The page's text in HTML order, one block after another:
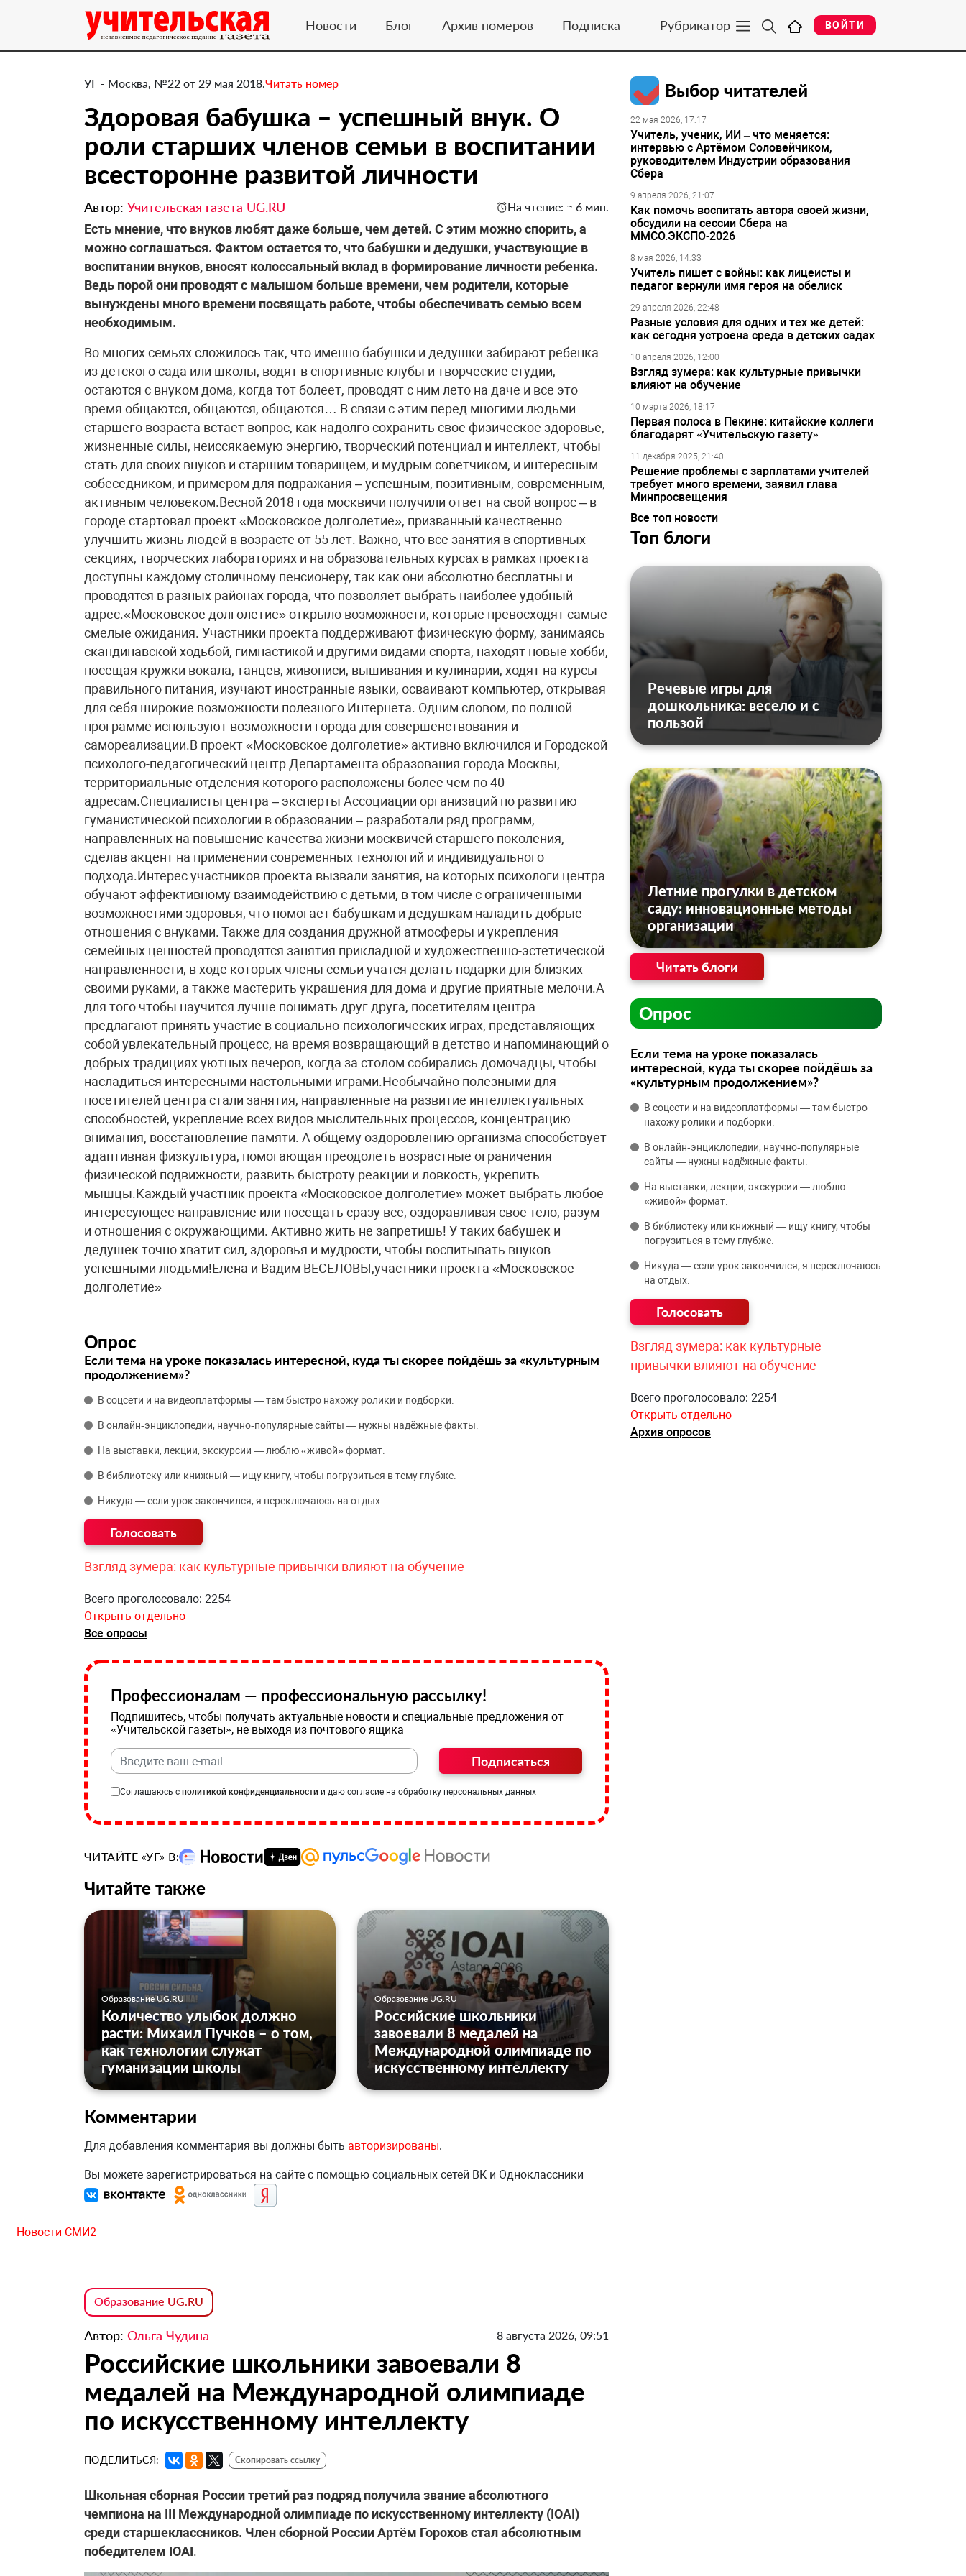
Новости Блог Архив номеров Подписка Рубрикатор ВОЙТИ
УГ - Москва, №22 от 29 мая 2018.Читать номер
Здоровая бабушка – успешный внук. О
роли старших членов семьи в воспитании
всесторонне развитой личности
Автор: Учительская газета UG.RU На чтение: ≈ 6 мин.
​Есть мнение, что внуков любят даже больше, чем детей. С этим можно спорить, а
можно соглашаться. Фактом остается то, что бабушки и дедушки, участвующие в
воспитании внуков, вносят колоссальный вклад в формирование личности ребенка.
Ведь порой они проводят с малышом больше времени, чем родители, которые
вынуждены много времени посвящать работе, чтобы обеспечивать семью всем
необходимым.
Во многих семьях сложилось так, что именно бабушки и дедушки забирают ребенка
из детского сада или школы, водят в спортивные клубы и творческие студии,
остаются с внуком дома, когда тот болеет, проводят с ним лето на даче и все это
время общаются, общаются, общаются… В связи с этим перед многими людьми
старшего возраста встает вопрос, как надолго сохранить свое физическое здоровье,
жизненные силы, неиссякаемую энергию, творческий потенциал и интеллект, чтобы
стать для своих внуков и старшим товарищем, и мудрым советчиком, и интересным
собеседником, и примером для подражания – успешным, позитивным, современным,
активным человеком.Весной 2018 года москвичи получили ответ на свой вопрос – в
городе стартовал проект «Московское долголетие», призванный качественно
улучшить жизнь людей в возрасте от 55 лет. Важно, что все занятия в спортивных
секциях, творческих лабораториях и на образовательных курсах в рамках проекта
доступны каждому столичному пенсионеру, так как они абсолютно бесплатны и
проводятся в разных районах города, что позволяет выбрать наиболее удобный
адрес.«Московское долголетие» открыло возможности, которые превосходят самые
смелые ожидания. Участники проекта поддерживают физическую форму, занимаясь
скандинавской ходьбой, гимнастикой и другими видами спорта, находят новые хобби,
посещая кружки вокала, танцев, живописи, вышивания и кулинарии, ходят на курсы
правильного питания, изучают иностранные языки, осваивают компьютер, открывая
для себя широкие возможности полезного Интернета. Одним словом, по полной
программе используют возможности города для совершенствования и
самореализации.В проект «Московское долголетие» активно включился и Городской
психолого-педагогический центр Департамента образования города Москвы,
территориальные отделения которого расположены более чем по 40
адресам.Специалисты центра – эксперты Ассоциации организаций по развитию
гуманистической психологии в образовании – разработали ряд программ,
направленных на повышение качества жизни москвичей старшего поколения,
сделав акцент на применении современных технологий и индивидуального
подхода.Интерес участников проекта вызвали занятия, на которых психологи центра
обучают эффективному взаимодействию с детьми, в том числе с ограниченными
возможностями здоровья, что помогает бабушкам и дедушкам наладить добрые
отношения с внуками. Также для создания дружной атмосферы и укрепления
семейных ценностей проводятся занятия прикладной и художественно-эстетической
направленности, в ходе которых члены семьи учатся делать подарки для близких
своими руками, а также мастерить украшения для дома и другие приятные мелочи.А
для того чтобы научится лучше понимать друг друга, посетителям центра
предлагают принять участие в социально-психологических играх, представляющих
собой увлекательный процесс, на время возвращающий в детство и напоминающий о
добрых традициях уютных вечеров, когда за столом собирались домочадцы, чтобы
насладиться интересными настольными играми.Необычайно полезными для
посетителей центра стали занятия, направленные на развитие интеллектуальных
способностей, укрепление всех видов мыслительных процессов, концентрацию
внимания, восстановление памяти. А общему оздоровлению организма способствует
адаптивная физкультура, помогающая преодолеть возрастные ограничения
физической подвижности, развить быстроту реакции и ловкость, укрепить
мышцы.Каждый участник проекта «Московское долголетие» может выбрать любое
интересующее направление или посещать сразу все, оздоравливая свое тело, разум
и отношения с окружающими. Активно жить не запретишь! У таких бабушек и
дедушек точно хватит сил, здоровья и мудрости, чтобы воспитывать внуков
успешными людьми!Елена и Вадим ВЕСЕЛОВЫ,участники проекта «Московское
долголетие»
Опрос
Если тема на уроке показалась интересной, куда ты скорее пойдёшь за «культурным
продолжением»?
В соцсети и на видеоплатформы — там быстро нахожу ролики и подборки.
В онлайн‑энциклопедии, научно‑популярные сайты — нужны надёжные факты.
На выставки, лекции, экскурсии — люблю «живой» формат.
В библиотеку или книжный — ищу книгу, чтобы погрузиться в тему глубже.
Никуда — если урок закончился, я переключаюсь на отдых.
Взгляд зумера: как культурные привычки влияют на обучение
Всего проголосовало: 2254
Открыть отдельно
Все опросы
Профессионалам — профессиональную рассылку!
Подпишитесь, чтобы получать актуальные новости и специальные предложения от
«Учительской газеты», не выходя из почтового ящика
Подписаться
Соглашаюсь с политикой конфиденциальности и даю согласие на обработку персональных данных
ЧИТАЙТЕ «УГ» В:
Читайте также
Образование UG.RU
Количество улыбок должно
расти: Михаил Пучков – о том,
как технологии служат
гуманизации школы
Образование UG.RU
Российские школьники
завоевали 8 медалей на
Международной олимпиаде по
искусственному интеллекту
Комментарии
Для добавления комментария вы должны быть авторизированы.
Вы можете зарегистрироваться на сайте с помощью социальных сетей ВК и Одноклассники
Выбор читателей
22 мая 2026, 17:17
Учитель, ученик, ИИ – что меняется:
интервью с Артёмом Соловейчиком,
руководителем Индустрии образования
Сбера
9 апреля 2026, 21:07
Как помочь воспитать автора своей жизни,
обсудили на сессии Сбера на
ММСО.ЭКСПО-2026
8 мая 2026, 14:33
Учитель пишет с войны: как лицеисты и
педагог вернули имя героя на обелиск
29 апреля 2026, 22:48
Разные условия для одних и тех же детей:
как сегодня устроена среда в детских садах
10 апреля 2026, 12:00
Взгляд зумера: как культурные привычки
влияют на обучение
10 марта 2026, 18:17
Первая полоса в Пекине: китайские коллеги
благодарят «Учительскую газету»
11 декабря 2025, 21:40
Решение проблемы с зарплатами учителей
требует много времени, заявил глава
Минпросвещения
Все топ новости
Топ блоги
Речевые игры для
дошкольника: весело и с
пользой
Летние прогулки в детском
саду: инновационные методы
организации
Читать блоги
Опрос
Если тема на уроке показалась
интересной, куда ты скорее пойдёшь за
«культурным продолжением»?
В соцсети и на видеоплатформы — там быстро
нахожу ролики и подборки.
В онлайн‑энциклопедии, научно‑популярные
сайты — нужны надёжные факты.
На выставки, лекции, экскурсии — люблю
«живой» формат.
В библиотеку или книжный — ищу книгу, чтобы
погрузиться в тему глубже.
Никуда — если урок закончился, я переключаюсь
на отдых.
Взгляд зумера: как культурные
привычки влияют на обучение
Всего проголосовало: 2254
Открыть отдельно
Архив опросов
Новости СМИ2
Образование UG.RU
Автор: Ольга Чудина 8 августа 2026, 09:51
Российские школьники завоевали 8
медалей на Международной олимпиаде
по искусственному интеллекту
ПОДЕЛИТЬСЯ: Скопировать ссылку
Школьная сборная России третий раз подряд получила звание абсолютного
чемпиона на III Международной олимпиаде по искусственному интеллекту (IOAI)
среди старшеклассников. Член сборной России Артём Горохов стал абсолютным
победителем IOAI.